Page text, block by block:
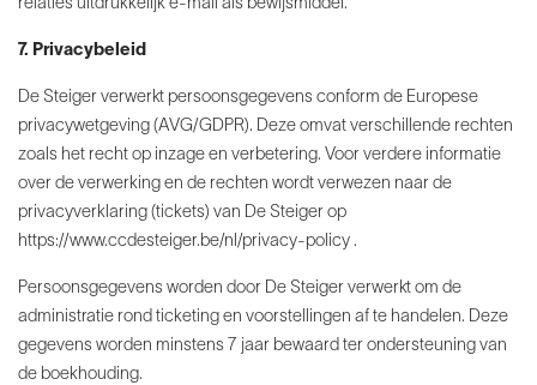
relaties uitdrukkelijk e-mail als bewijsmiddel.
7. Privacybeleid
De Steiger verwerkt persoonsgegevens conform de Europese
privacywetgeving (AVG/GDPR). Deze omvat verschillende rechten
zoals het recht op inzage en verbetering. Voor verdere informatie
over de verwerking en de rechten wordt verwezen naar de
privacyverklaring (tickets) van De Steiger op
https://www.ccdesteiger.be/nl/privacy-policy .
Persoonsgegevens worden door De Steiger verwerkt om de
administratie rond ticketing en voorstellingen af te handelen. Deze
gegevens worden minstens 7 jaar bewaard ter ondersteuning van
de boekhouding.